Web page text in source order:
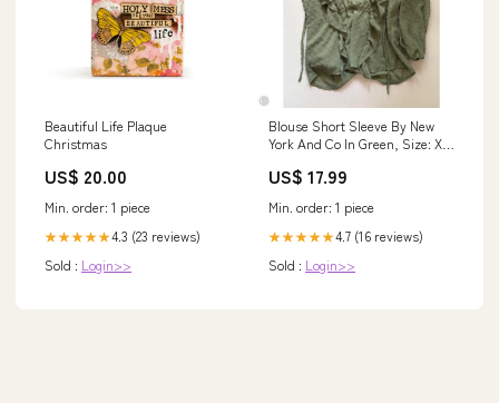
Beautiful Life Plaque
Christmas
US$ 20.00
Min. order: 1 piece
★★★★★4.3 (23 reviews)
Sold : Login>>
Blouse Short Sleeve By New
York And Co In Green, Size: Xs
US$ 17.99
Min. order: 1 piece
★★★★★4.7 (16 reviews)
Sold : Login>>